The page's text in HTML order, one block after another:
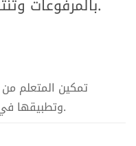
بالمرفوعات وتنتهي بالإعراب الكامل للجمل.
تمكين المتعلم
وتطبيقها في الكتابة والقراءة.